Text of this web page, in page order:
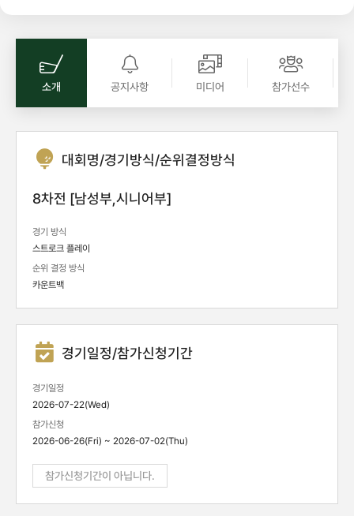
소개 공지사항 미디어 참가선수
대회명/경기방식/순위결정방식
8차전 [남성부,시니어부]
경기 방식
스트로크 플레이
순위 결정 방식
카운트백
경기일정/참가신청기간
경기일정
2026-07-22(Wed)
참가신청
2026-06-26(Fri) ~ 2026-07-02(Thu)
참가신청기간이 아닙니다.